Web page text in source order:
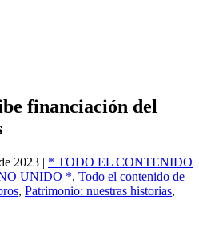
financiación del
2023 | * TODO EL CONTENIDO
UNIDO *, Todo el contenido de
, Patrimonio: nuestras historias,